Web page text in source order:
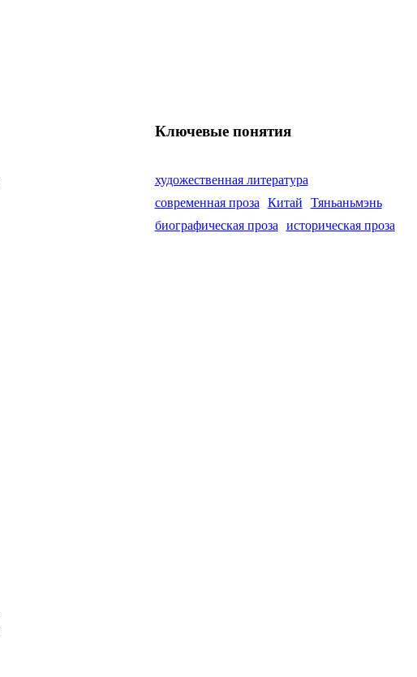
Ключевые понятия
художественная литература
современная проза
Китай
Тяньаньмэнь
биографическая проза
историческая проза